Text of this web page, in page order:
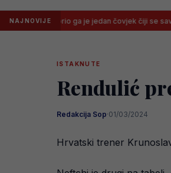
NAJNOVIJE
ga je jedan čovjek čiji se savjet mora
ISTAKNUTE
Rendulić
Redakcija Sop·01/03/2024
Hrvatski trener